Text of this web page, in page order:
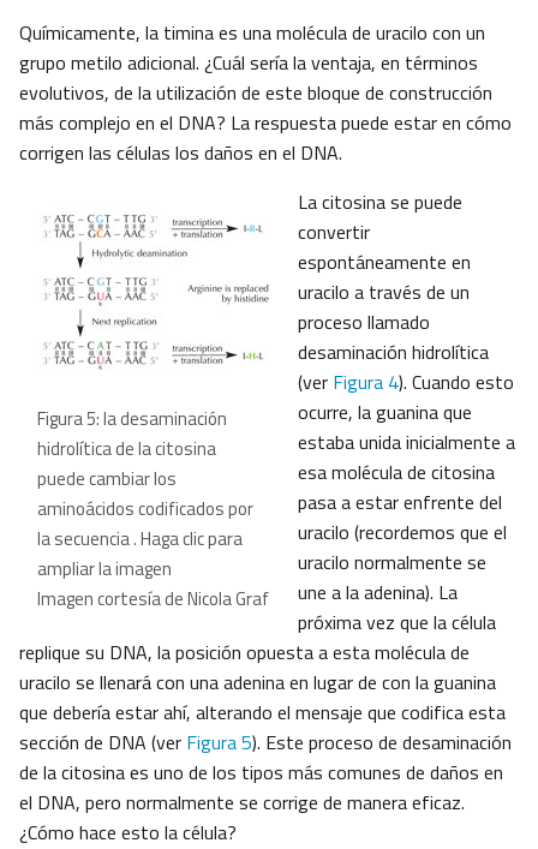
Químicamente, la timina es una molécula de uracilo con un
grupo metilo adicional. ¿Cuál sería la ventaja, en términos
evolutivos, de la utilización de este bloque de construcción
más complejo en el DNA? La respuesta puede estar en cómo
corrigen las células los daños en el DNA.
Figura 5: la desaminación
hidrolítica de la citosina
puede cambiar los
aminoácidos codificados por
la secuencia . Haga clic para
ampliar la imagen
Imagen cortesía de Nicola Graf
La citosina se puede
convertir
espontáneamente en
uracilo a través de un
proceso llamado
desaminación hidrolítica
(ver Figura 4). Cuando esto
ocurre, la guanina que
estaba unida inicialmente a
esa molécula de citosina
pasa a estar enfrente del
uracilo (recordemos que el
uracilo normalmente se
une a la adenina). La
próxima vez que la célula
replique su DNA, la posición opuesta a esta molécula de
uracilo se llenará con una adenina en lugar de con la guanina
que debería estar ahí, alterando el mensaje que codifica esta
sección de DNA (ver Figura 5). Este proceso de desaminación
de la citosina es uno de los tipos más comunes de daños en
el DNA, pero normalmente se corrige de manera eficaz.
¿Cómo hace esto la célula?